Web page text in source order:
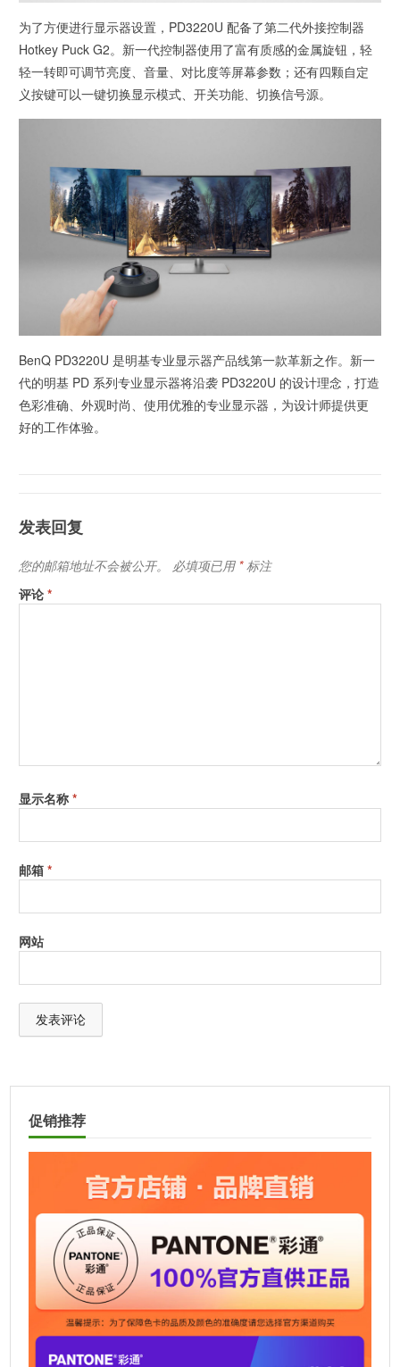
为了方便进行显示器设置，PD3220U 配备了第二代外接控制器
Hotkey Puck G2。新一代控制器使用了富有质感的金属旋钮，轻
轻一转即可调节亮度、音量、对比度等屏幕参数；还有四颗自定
义按键可以一键切换显示模式、开关功能、切换信号源。
BenQ PD3220U 是明基专业显示器产品线第一款革新之作。新一
代的明基 PD 系列专业显示器将沿袭 PD3220U 的设计理念，打造
色彩准确、外观时尚、使用优雅的专业显示器，为设计师提供更
好的工作体验。
发表回复
您的邮箱地址不会被公开。 必填项已用 *标注
评论*
显示名称*
邮箱*
网站
l
促销推荐